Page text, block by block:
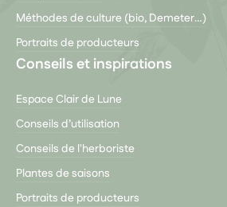
Méthodes de culture (bio, Demeter…)
Portraits de producteurs
Conseils et inspirations
Espace Clair de Lune
Conseils d’utilisation
Conseils de l'herboriste
Plantes de saisons
Portraits de producteurs